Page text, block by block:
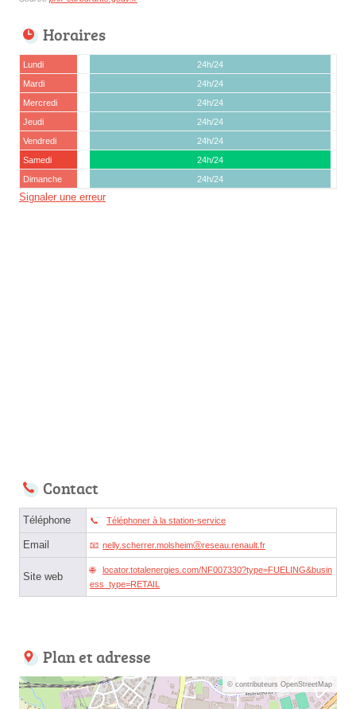
Horaires
Lundi
24h/24
Mardi
24h/24
Mercredi
24h/24
Jeudi
24h/24
Vendredi
24h/24
Samedi
24h/24
Dimanche
24h/24
Signaler une erreur
Contact
Téléphone Téléphoner à la station-service
Email nelly.scherrer.molsheimⓐreseau.renault.fr
Site web
locator.totalenergies.com/NF007330?type=FUELING&busin
ess_type=RETAIL
Plan et adresse
© contributeurs OpenStreetMap